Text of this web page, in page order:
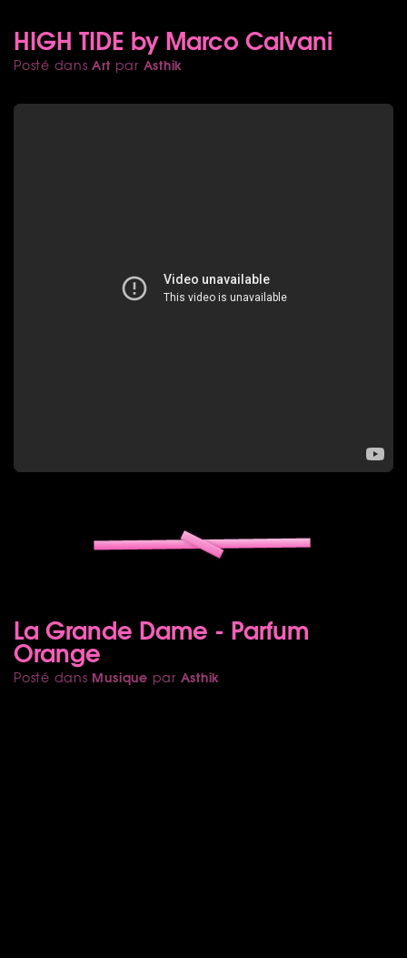
HIGH TIDE by Marco Calvani
Posté dansArt par Asthik
La Grande Dame - Parfum
Orange
Posté dans Musique par Asthik